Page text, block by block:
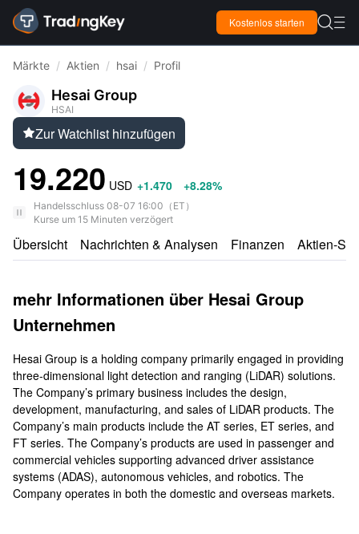
Kostenlos starten  
Märkte / Aktien / hsai / Profil
Hesai Group
HSAI
Zur Watchlist hinzufügen
19.220 USD +1.470 +8.28%
Handelsschluss 08-07 16:00 （ ET ）
Kurse um 15 Minuten verzögert
Übersicht Nachrichten & Analysen Finanzen Aktien-
mehr Informationen über Hesai Group
Unternehmen
Hesai Group is a holding company primarily engaged in providing
three-dimensional light detection and ranging (LiDAR) solutions.
The Company’s primary business includes the design,
development, manufacturing, and sales of LiDAR products. The
Company’s main products include the AT series, ET series, and
FT series. The Company’s products are used in passenger and
commercial vehicles supporting advanced driver assistance
systems (ADAS), autonomous vehicles, and robotics. The
Company operates in both the domestic and overseas markets.